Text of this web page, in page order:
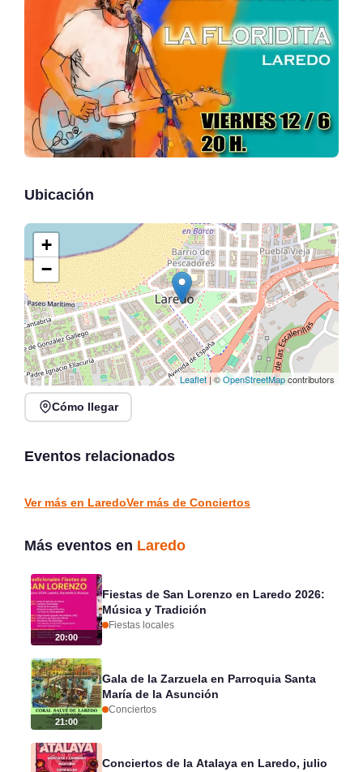
Ubicación
+
−
Leaflet| ©OpenStreetMapcontributors
Cómo llegar
Eventos relacionados
Verano Mix Fiesta de
Santander
Ver más en LaredoVer más de Conciertos
Más eventos en Laredo
20:00
Fiestas de San Lorenzo en Laredo 2026:
Música y Tradición
Fiestas locales
21:00
Gala de la Zarzuela en Parroquia Santa
María de la Asunción
Conciertos
Conciertos de la Atalaya en Laredo, julio